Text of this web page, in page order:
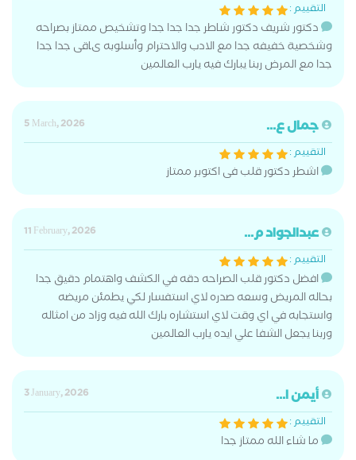
التقييم :
دكتور شريف دكتور شاطر جدا جدا جدا وتشخيص ممتاز بصراحه
وشخصية خفيفه جدا مع الادب والاحترام وأسلوبه ىاقى جدا جدا
جدا مع المرض ربنا يبارك فيه يارب العالمين
جمال ع...
5 March, 2026
التقييم :
اشطر دكتور قلب فى اكتوبر ممتاز
عبدالجواد م...
11 February, 2026
التقييم :
افضل دكتور قلب الصراحه دقه في الكشف واهتمام دقيق جدا
بحاله المريض وسعه صدره لاي استفسار لكي يطمئن مريضه
واستجابه في اي وقت لاي استشاره بارك الله فيه وزاد من امثاله
وربنا يجعل الشفا علي ايده يارب العالمين
أيمن ا...
3 January, 2026
التقييم :
ما شاء الله ممتاز جدا